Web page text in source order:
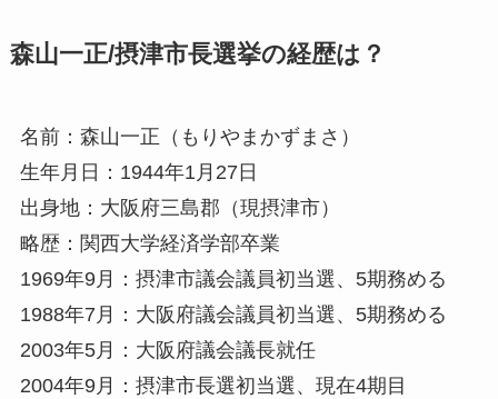
森山一正/摂津市長選挙の経歴は？
名前：森山一正（もりやまかずまさ）
生年月日：1944年1月27日
出身地：大阪府三島郡（現摂津市）
略歴：関西大学経済学部卒業
1969年9月：摂津市議会議員初当選、5期務める
1988年7月：大阪府議会議員初当選、5期務める
2003年5月：大阪府議会議長就任
2004年9月：摂津市長選初当選、現在4期目